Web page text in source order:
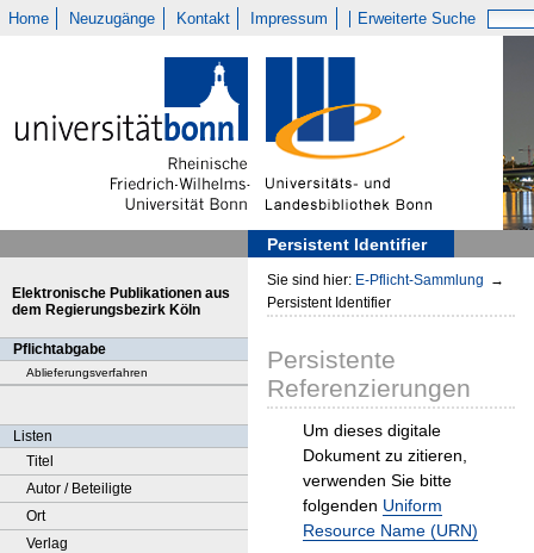
Home Neuzugänge Kontakt Impressum Erweiterte Suche
Persistent Identifier
Elektronische Publikationen aus
dem Regierungsbezirk Köln
Pflichtabgabe
Ablieferungsverfahren
Listen
Titel
Autor / Beteiligte
Ort
Verlag
Sie sind hier: E-Pflicht-Sammlung →
Persistent Identifier
Persistente
Referenzierungen
Um dieses digitale
Dokument zu zitieren,
verwenden Sie bitte
folgenden Uniform
Resource Name (URN)